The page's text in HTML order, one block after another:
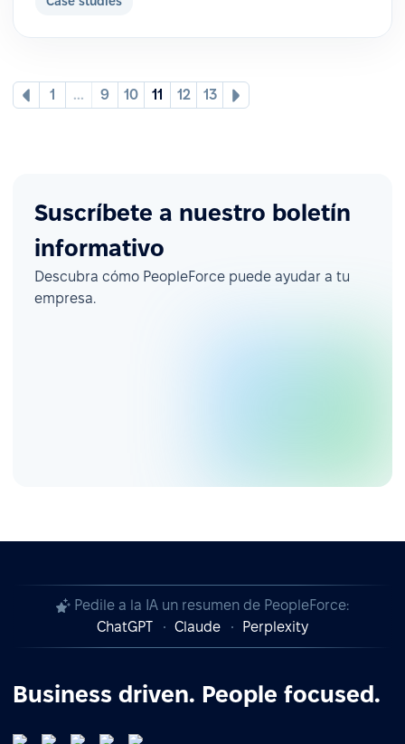
1 ... 9 10 11 12 13
Suscríbete a nuestro boletín
informativo
Descubra cómo PeopleForce puede ayudar a tu
empresa.
Pedile a la IA un resumen de PeopleForce:
ChatGPT
Claude Perplexity
Business driven. People focused.